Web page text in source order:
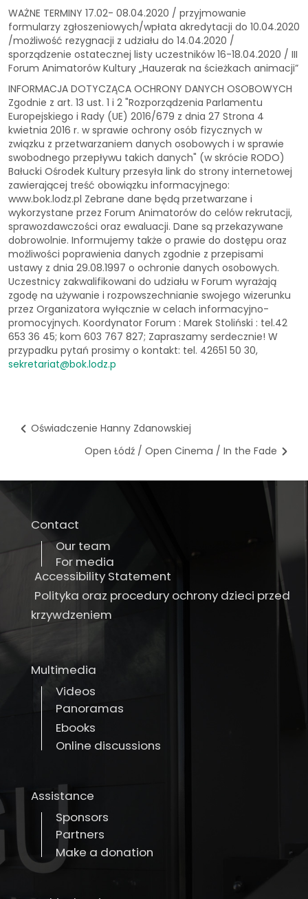
WAŻNE TERMINY 17.02- 08.04.2020 / przyjmowanie
formularzy zgłoszeniowych/wpłata akredytacji do 10.04.2020
/możliwość rezygnacji z udziału do 14.04.2020 /
sporządzenie ostatecznej listy uczestników 16-18.04.2020 / III
Forum Animatorów Kultury „Hauzerak na ścieżkach animacji”
INFORMACJA DOTYCZĄCA OCHRONY DANYCH OSOBOWYCH
Zgodnie z art. 13 ust. 1 i 2 "Rozporządzenia Parlamentu
Europejskiego i Rady (UE) 2016/679 z dnia 27 Strona 4
kwietnia 2016 r. w sprawie ochrony osób fizycznych w
związku z przetwarzaniem danych osobowych i w sprawie
swobodnego przepływu takich danych" (w skrócie RODO)
Bałucki Ośrodek Kultury przesyła link do strony internetowej
zawierającej treść obowiązku informacyjnego:
www.bok.lodz.pl Zebrane dane będą przetwarzane i
wykorzystane przez Forum Animatorów do celów rekrutacji,
sprawozdawczości oraz ewaluacji. Dane są przekazywane
dobrowolnie. Informujemy także o prawie do dostępu oraz
możliwości poprawienia danych zgodnie z przepisami
ustawy z dnia 29.08.1997 o ochronie danych osobowych.
Uczestnicy zakwalifikowani do udziału w Forum wyrażają
zgodę na używanie i rozpowszechnianie swojego wizerunku
przez Organizatora wyłącznie w celach informacyjno-
promocyjnych. Koordynator Forum : Marek Stoliński : tel.42
653 36 45; kom 603 767 827; Zapraszamy serdecznie! W
przypadku pytań prosimy o kontakt: tel. 42651 50 30,
sekretariat@bok.lodz.p
Oświadczenie Hanny Zdanowskiej
Open Łódź / Open Cinema / In the Fade
Contact
Our team
For media
Accessibility Statement
Polityka oraz procedury ochrony dzieci przed
krzywdzeniem
Multimedia
Videos
Panoramas
Ebooks
Online discussions
Assistance
Sponsors
Partners
Make a donation